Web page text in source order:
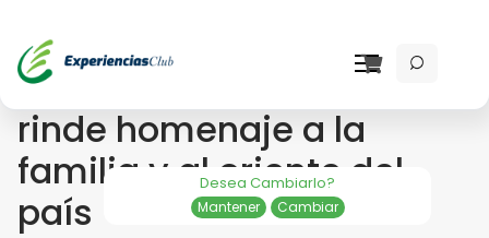
Desea Cambiarlo?
Mantener Cambiar
Casa Blanco Comedor
rinde homenaje a la
familia y al oriente del
país